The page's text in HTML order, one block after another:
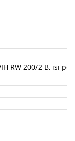
RW 200/2 B, ısı